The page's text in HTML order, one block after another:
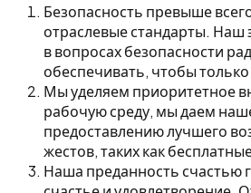
Безопасность превыше
отраслевые стандарты. Наш
в вопросах безопасности
обеспечивать, чтобы
Мы уделяем приоритетное
рабочую среду, мы даем
предоставлению лучшего
жестов, таких как
Наша преданность счастью